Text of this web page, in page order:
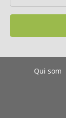
Qui som